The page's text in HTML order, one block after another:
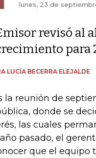
lunes, 23 de
revisó al
para
LUCÍA BECERRA ELEJALDE
la reunión de
donde se
las cuales
pasado, el
que el equipo